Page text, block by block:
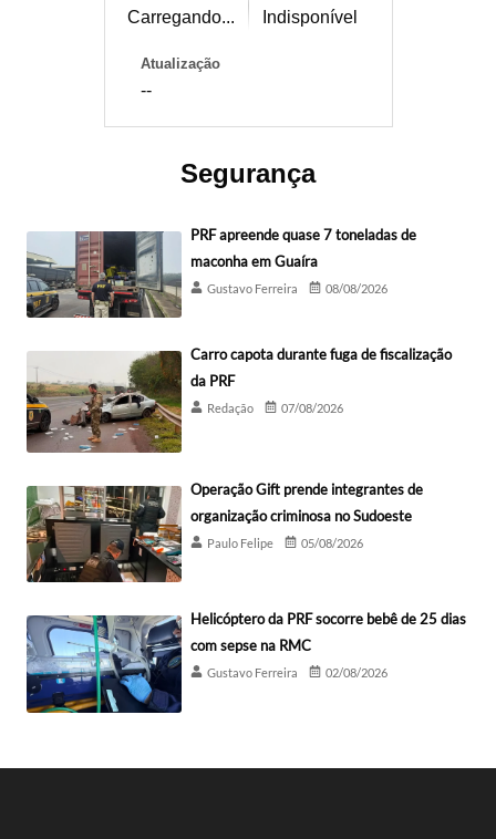
Carregando... Indisponível
Atualização
--
Segurança
PRF apreende quase 7 toneladas de
maconha em Guaíra
Gustavo Ferreira 08/08/2026
Carro capota durante fuga de fiscalização
da PRF
Redação 07/08/2026
Operação Gift prende integrantes de
organização criminosa no Sudoeste
Paulo Felipe 05/08/2026
Helicóptero da PRF socorre bebê de 25 dias
com sepse na RMC
Gustavo Ferreira 02/08/2026